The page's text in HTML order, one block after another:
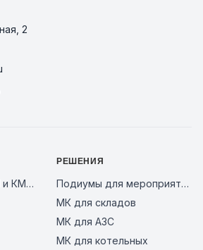
2
Проектирование КМ и КМД
РЕШЕНИЯ
Подиумы для мероприятий
МК для складов
МК для АЗС
МК для котельных